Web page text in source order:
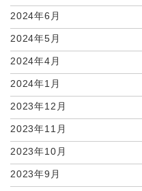
2024年6月
2024年5月
2024年4月
2024年1月
2023年12月
2023年11月
2023年10月
2023年9月